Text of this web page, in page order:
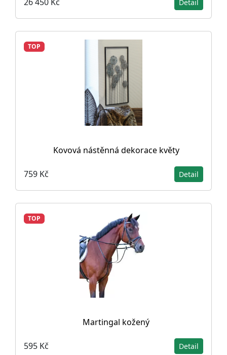
26 450 Kč Detail
TOP
Kovová nástěnná dekorace květy
759 Kč Detail
TOP
Martingal kožený
595 Kč Detail